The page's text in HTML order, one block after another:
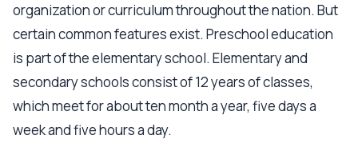
organization or curriculum throughout the nation. But
certain common features exist. Preschool education
is part of the elementary school. Elementary and
secondary schools consist of 12 years of classes,
which meet for about ten month a year, five days a
week and five hours a day.